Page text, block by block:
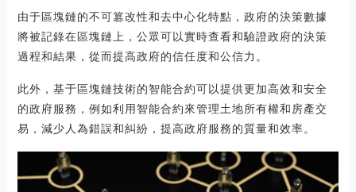
由于區塊鏈的不可篡改性和去中心化特點，政府的決策數據
將被記錄在區塊鏈上，公眾可以實時查看和驗證政府的決策
過程和結果，從而提高政府的信任度和公信力。
此外，基于區塊鏈技術的智能合約可以提供更加高效和安全
的政府服務，例如利用智能合約來管理土地所有權和房產交
易，減少人為錯誤和糾紛，提高政府服務的質量和效率。